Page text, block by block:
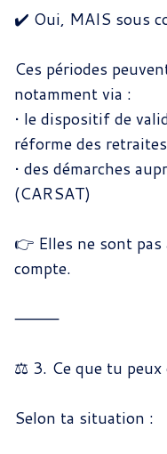
✔️ Oui, MAIS sous
Ces périodes
notamment via :
• le dispositif de
réforme des retraites
• des démarches
(CARSAT)
👉 Elles ne sont
compte.
⸻
⚖️ 3. Ce que tu
Selon ta situation :